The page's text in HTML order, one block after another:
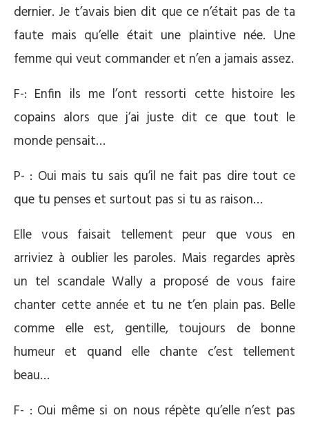
dernier. Je t’avais bien dit que ce n’était pas de ta
faute mais qu’elle était une plaintive née. Une
femme qui veut commander et n’en a jamais assez.
F-: Enfin ils me l’ont ressorti cette histoire les
copains alors que j’ai juste dit ce que tout le
monde pensait…
P- : Oui mais tu sais qu’il ne fait pas dire tout ce
que tu penses et surtout pas si tu as raison…
Elle vous faisait tellement peur que vous en
arriviez à oublier les paroles. Mais regardes après
un tel scandale Wally a proposé de vous faire
chanter cette année et tu ne t’en plain pas. Belle
comme elle est, gentille, toujours de bonne
humeur et quand elle chante c’est tellement
beau…
F- : Oui même si on nous répète qu’elle n’est pas